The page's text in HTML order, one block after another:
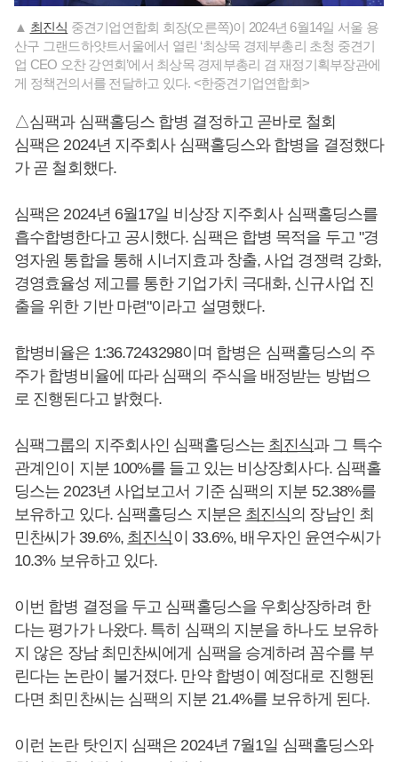
▲ 최진식 중견기업연합회 회장(오른쪽)이 2024년 6월14일 서울 용
산구 그랜드하얏트서울에서 열린 ‘최상목 경제부총리 초청 중견기
업 CEO 오찬 강연회’에서 최상목 경제부총리 겸 재정기획부장관에
게 정책건의서를 전달하고 있다. <한중견기업연합회>
△심팩과 심팩홀딩스 합병 결정하고 곧바로 철회
심팩은 2024년 지주회사 심팩홀딩스와 합병을 결정했다
가 곧 철회했다.
심팩은 2024년 6월17일 비상장 지주회사 심팩홀딩스를
흡수합병한다고 공시했다. 심팩은 합병 목적을 두고 "경
영자원 통합을 통해 시너지효과 창출, 사업 경쟁력 강화,
경영효율성 제고를 통한 기업가치 극대화, 신규사업 진
출을 위한 기반 마련"이라고 설명했다.
합병비율은 1:36.7243298이며 합병은 심팩홀딩스의 주
주가 합병비율에 따라 심팩의 주식을 배정받는 방법으
로 진행된다고 밝혔다.
심팩그룹의 지주회사인 심팩홀딩스는 최진식과 그 특수
관계인이 지분 100%를 들고 있는 비상장회사다. 심팩홀
딩스는 2023년 사업보고서 기준 심팩의 지분 52.38%를
보유하고 있다. 심팩홀딩스 지분은 최진식의 장남인 최
민찬씨가 39.6%, 최진식이 33.6%, 배우자인 윤연수씨가
10.3% 보유하고 있다.
이번 합병 결정을 두고 심팩홀딩스을 우회상장하려 한
다는 평가가 나왔다. 특히 심팩의 지분을 하나도 보유하
지 않은 장남 최민찬씨에게 심팩을 승계하려 꼼수를 부
린다는 논란이 불거졌다. 만약 합병이 예정대로 진행된
다면 최민찬씨는 심팩의 지분 21.4%를 보유하게 된다.
이런 논란 탓인지 심팩은 2024년 7월1일 심팩홀딩스와